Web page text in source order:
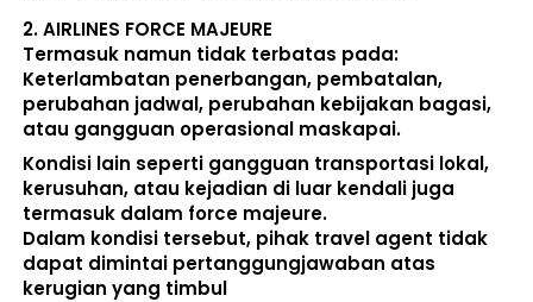
2. AIRLINES FORCE MAJEURE
Termasuk namun tidak terbatas pada:
Keterlambatan penerbangan, pembatalan,
perubahan jadwal, perubahan kebijakan bagasi,
atau gangguan operasional maskapai.
Kondisi lain seperti gangguan transportasi lokal,
kerusuhan, atau kejadian di luar kendali juga
termasuk dalam force majeure.
Dalam kondisi tersebut, pihak travel agent tidak
dapat dimintai pertanggungjawaban atas
kerugian yang timbul